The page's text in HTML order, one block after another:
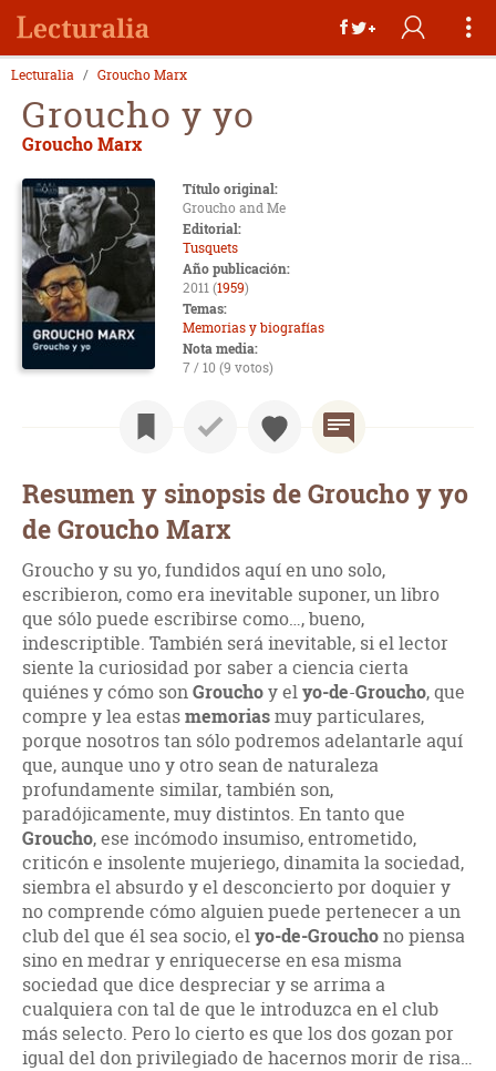
Lecturalia Groucho Marx
Groucho y yo
Groucho Marx
Título original:
Groucho and Me
Editorial:
Tusquets
Año publicación:
2011 (1959)
Temas:
Memorias y biografías
Nota media:
7 / 10 (9 votos)
Resumen y sinopsis de Groucho y yo
de Groucho Marx
Groucho y su yo, fundidos aquí en uno solo,
escribieron, como era inevitable suponer, un libro
que sólo puede escribirse como…, bueno,
indescriptible. También será inevitable, si el lector
siente la curiosidad por saber a ciencia cierta
quiénes y cómo sonGrouchoy elyo-de-Groucho, que
compre y lea estasmemoriasmuy particulares,
porque nosotros tan sólo podremos adelantarle aquí
que, aunque uno y otro sean de naturaleza
profundamente similar, también son,
paradójicamente, muy distintos. En tanto que
Groucho, ese incómodo insumiso, entrometido,
criticón e insolente mujeriego, dinamita la sociedad,
siembra el absurdo y el desconcierto por doquier y
no comprende cómo alguien puede pertenecer a un
club del que él sea socio, elyo-de-Grouchono piensa
sino en medrar y enriquecerse en esa misma
sociedad que dice despreciar y se arrima a
cualquiera con tal de que le introduzca en el club
más selecto. Pero lo cierto es que los dos gozan por
igual del don privilegiado de hacernos morir de risa…